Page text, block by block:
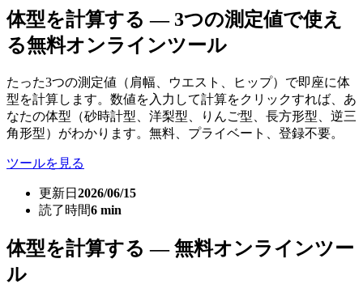
体型を計算する — 3つの測定値で使え
る無料オンラインツール
たった3つの測定値（肩幅、ウエスト、ヒップ）で即座に体
型を計算します。数値を入力して計算をクリックすれば、あ
なたの体型（砂時計型、洋梨型、りんご型、長方形型、逆三
角形型）がわかります。無料、プライベート、登録不要。
ツールを見る
更新日 2026/06/15
読了時間6 min
体型を計算する — 無料オンラインツー
ル